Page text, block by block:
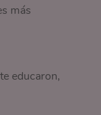
más
educaron,